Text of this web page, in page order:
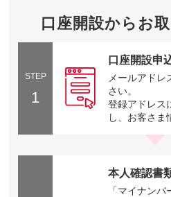
口座開設からお
STEP
1
口座開設申
メールアドレ
さい。
登録アドレス
し、お客さま
本人確認書
「マイナン